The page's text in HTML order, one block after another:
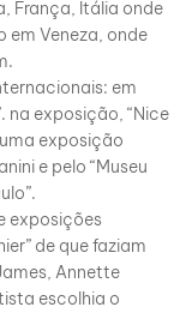
França, Itália onde
em Veneza, onde
em
na exposição, “Nice
exposição
e pelo “Museu
exposições
de que faziam
Annette
escolhia o